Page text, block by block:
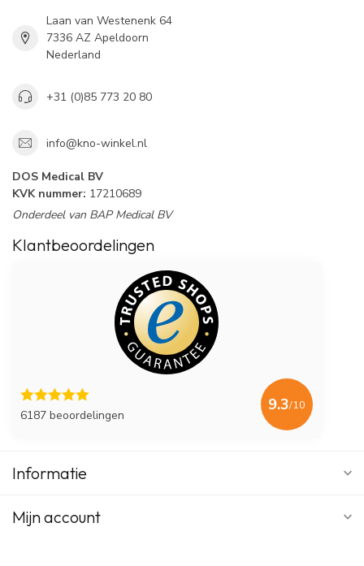
Laan van Westenenk 64
7336 AZ Apeldoorn
Nederland
+31 (0)85 773 20 80
info@kno-winkel.nl
DOS Medical BV
KVK nummer: 17210689
Onderdeel van BAP Medical BV
Klantbeoordelingen
6187 beoordelingen
9.3/10
Informatie
Mijn account